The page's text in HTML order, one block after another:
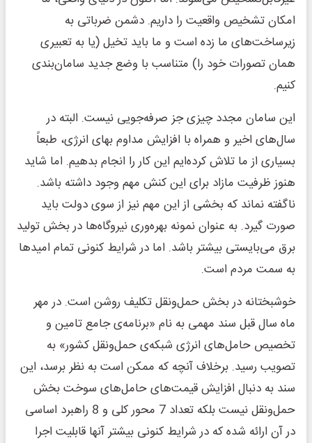
امکان تشخیص واقعیت را داریم. دشمن ضرباتی به
زیرساخت‌های ما زده است و ما باید تخیل (یا به تعبیری
همان تصورات خود را) متناسب با وضع جدید سامان‌بندی
کنیم.
این سامان مجدد چیزی جز صرفه‌جویی نیست. البته در
سال‌های اخیر و همراه با افزایش مداوم بهای انرژی، طبعاً
بسیاری از ما تلاش کرده‌ایم این کار را انجام بدهیم. اما شاید
هنوز ظرفیت مازاد برای این کنش مهم وجود داشته باشد.
ناگفته نماند که بخشی از این مهم نیز از سوی دولت باید
صورت گیرد. به عنوان نمونه بهره‌وری نیروگاه‌ها در بخش تولید
برق می‌بایستی بیشتر باشد. اما در شرایط کنونی تمام امیدها
به سمت مردم است.
خوشبختانه در بخش حمل‌و‌نقل تکلیف روشن است. در مهر
ماه سال قبل سند مهمی به نام «برنامه‌ی جامع تامین و
تخصیص حامل‌های انرژی شبکه‌ی حمل‌و‌نقل کشور» به
تصویب رسید. برخلاف آنچه که ممکن است به نظر برسد، این
سند به دنبال افزایش قیمت‌های حامل‌های سوخت بخش
حمل‌و‌نقل نیست بلکه تعداد 7 محور کلی و 8 راهبرد اساسی
در آن ارائه شده که در شرایط کنونی بیشتر آنها قابلیت اجرا